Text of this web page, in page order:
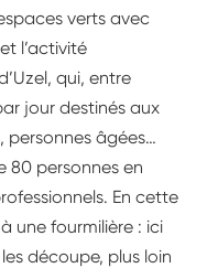
verts avec
l’activité
qui, entre
jour destinés aux
personnes âgées…
80 personnes en
En cette
une fourmilière : ici
découpe, plus loin